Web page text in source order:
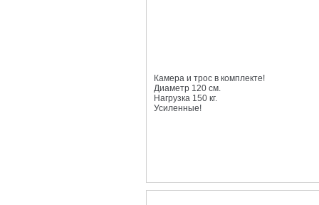
Камера и трос в комплекте!
Диаметр 120 см.
Нагрузка 150 кг.
Усиленные!